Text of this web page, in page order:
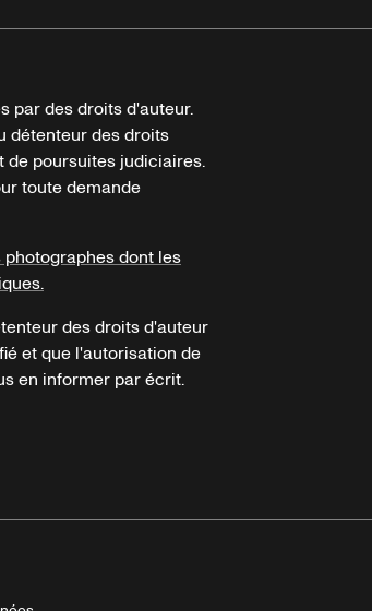
par des droits d'auteur.
détenteur des droits
de poursuites judiciaires.
toute demande
dont les
des droits d'auteur
et que l'autorisation de
en informer par écrit.